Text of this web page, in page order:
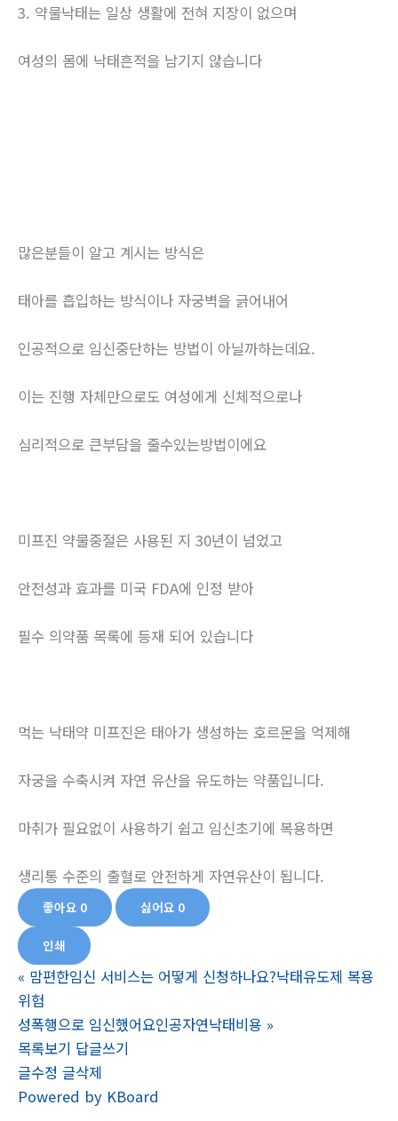
3. 약물낙태는 일상 생활에 전혀 지장이 없으며
여성의 몸에 낙태흔적을 남기지 않습니다
많은분들이 알고 계시는 방식은
태아를 흡입하는 방식이나 자궁벽을 긁어내어
인공적으로 임신중단하는 방법이 아닐까하는데요.
이는 진행 자체만으로도 여성에게 신체적으로나
심리적으로 큰부담을 줄수있는방법이에요
미프진 약물중절은 사용된 지 30년이 넘었고
안전성과 효과를 미국 FDA에 인정 받아
필수 의약품 목록에 등재 되어 있습니다
먹는 낙태약 미프진은 태아가 생성하는 호르몬을 억제해
자궁을 수축시켜 자연 유산을 유도하는 약품입니다.
마취가 필요없이 사용하기 쉽고 임신초기에 복용하면
생리통 수준의 출혈로 안전하게 자연유산이 됩니다.
좋아요 0 싫어요 0
인쇄
« 맘편한임신 서비스는 어떻게 신청하나요?낙­태유도제 복용
위험
성폭행으로 임신했어요인공자연낙태비용 »
목록보기 답글쓰기
글수정 글삭제
Powered by KBoard